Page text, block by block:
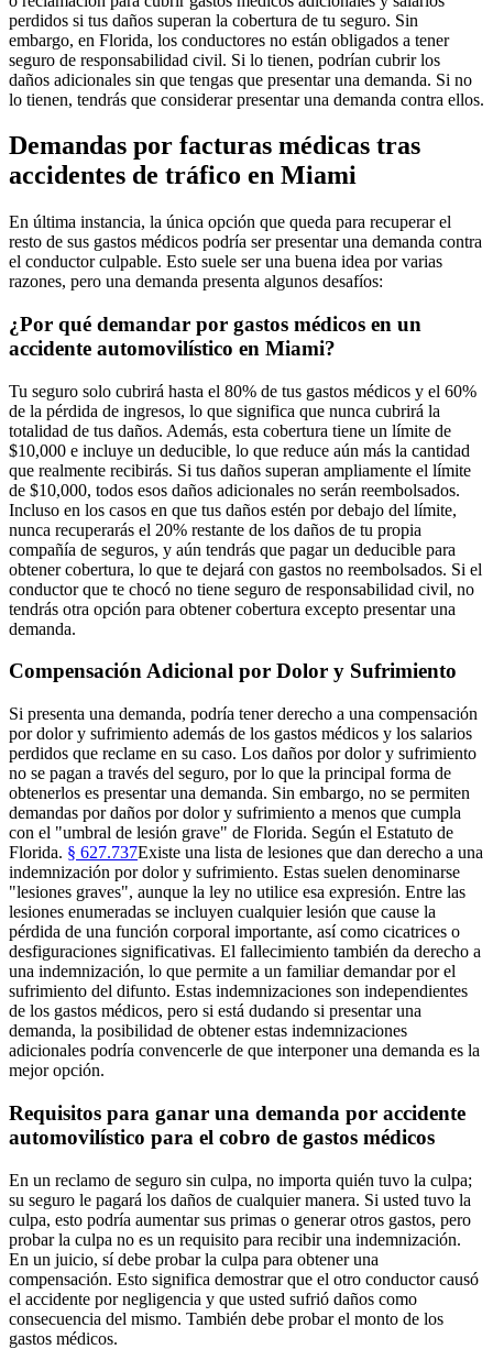
perdidos si tus daños superan la cobertura de tu seguro. Sin
embargo, en Florida, los conductores no están obligados a tener
seguro de responsabilidad civil. Si lo tienen, podrían cubrir los
daños adicionales sin que tengas que presentar una demanda. Si no
lo tienen, tendrás que considerar presentar una demanda contra ellos.
Demandas por facturas médicas tras
accidentes de tráfico en Miami
En última instancia, la única opción que queda para recuperar el
resto de sus gastos médicos podría ser presentar una demanda contra
el conductor culpable. Esto suele ser una buena idea por varias
razones, pero una demanda presenta algunos desafíos:
¿Por qué demandar por gastos médicos en un
accidente automovilístico en Miami?
Tu seguro solo cubrirá hasta el 80% de tus gastos médicos y el 60%
de la pérdida de ingresos, lo que significa que nunca cubrirá la
totalidad de tus daños. Además, esta cobertura tiene un límite de
$10,000 e incluye un deducible, lo que reduce aún más la cantidad
que realmente recibirás. Si tus daños superan ampliamente el límite
de $10,000, todos esos daños adicionales no serán reembolsados.
Incluso en los casos en que tus daños estén por debajo del límite,
nunca recuperarás el 20% restante de los daños de tu propia
compañía de seguros, y aún tendrás que pagar un deducible para
obtener cobertura, lo que te dejará con gastos no reembolsados. Si el
conductor que te chocó no tiene seguro de responsabilidad civil, no
tendrás otra opción para obtener cobertura excepto presentar una
demanda.
Compensación Adicional por Dolor y Sufrimiento
Si presenta una demanda, podría tener derecho a una compensación
por dolor y sufrimiento además de los gastos médicos y los salarios
perdidos que reclame en su caso. Los daños por dolor y sufrimiento
no se pagan a través del seguro, por lo que la principal forma de
obtenerlos es presentar una demanda. Sin embargo, no se permiten
demandas por daños por dolor y sufrimiento a menos que cumpla
con el "umbral de lesión grave" de Florida. Según el Estatuto de
Florida. § 627.737Existe una lista de lesiones que dan derecho a una
indemnización por dolor y sufrimiento. Estas suelen denominarse
"lesiones graves", aunque la ley no utilice esa expresión. Entre las
lesiones enumeradas se incluyen cualquier lesión que cause la
pérdida de una función corporal importante, así como cicatrices o
desfiguraciones significativas. El fallecimiento también da derecho a
una indemnización, lo que permite a un familiar demandar por el
sufrimiento del difunto. Estas indemnizaciones son independientes
de los gastos médicos, pero si está dudando si presentar una
demanda, la posibilidad de obtener estas indemnizaciones
adicionales podría convencerle de que interponer una demanda es la
mejor opción.
Requisitos para ganar una demanda por accidente
automovilístico para el cobro de gastos médicos
En un reclamo de seguro sin culpa, no importa quién tuvo la culpa;
su seguro le pagará los daños de cualquier manera. Si usted tuvo la
culpa, esto podría aumentar sus primas o generar otros gastos, pero
probar la culpa no es un requisito para recibir una indemnización.
En un juicio, sí debe probar la culpa para obtener una
compensación. Esto significa demostrar que el otro conductor causó
el accidente por negligencia y que usted sufrió daños como
consecuencia del mismo. También debe probar el monto de los
gastos médicos.